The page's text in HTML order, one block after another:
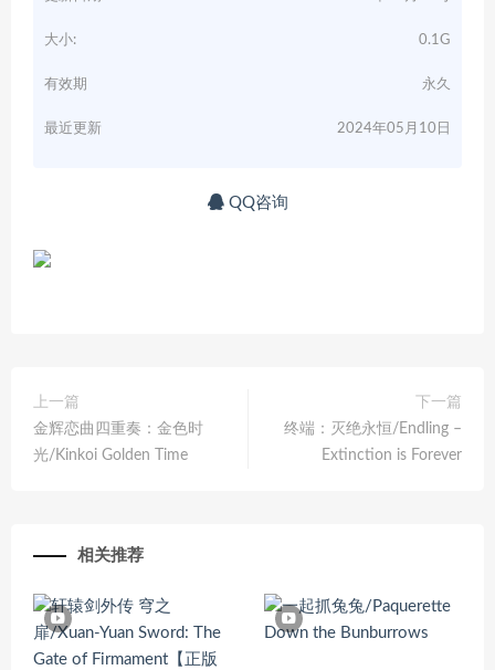
大小: 0.1G
有效期 永久
最近更新 2024年05月10日
QQ咨询
上一篇
金辉恋曲四重奏：金色时
光/Kinkoi Golden Time
下一篇
终端：灭绝永恒/Endling –
Extinction is Forever
相关推荐